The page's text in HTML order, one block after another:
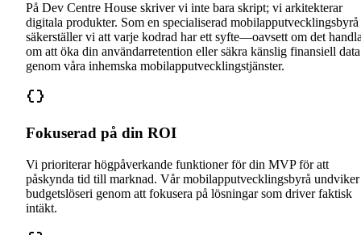
På Dev Centre House skriver vi inte bara skript; vi arkitekterar
digitala produkter. Som en specialiserad mobilapputvecklingsbyrå
säkerställer vi att varje kodrad har ett syfte—oavsett om det
om att öka din användarretention eller säkra känslig finansiell data
genom våra inhemska mobilapputvecklingstjänster.
Fokuserad på din ROI
Vi prioriterar högpåverkande funktioner för din MVP för att
påskynda tid till marknad. Vår mobilapputvecklingsbyrå undviker
budgetslöseri genom att fokusera på lösningar som driver faktisk
intäkt.